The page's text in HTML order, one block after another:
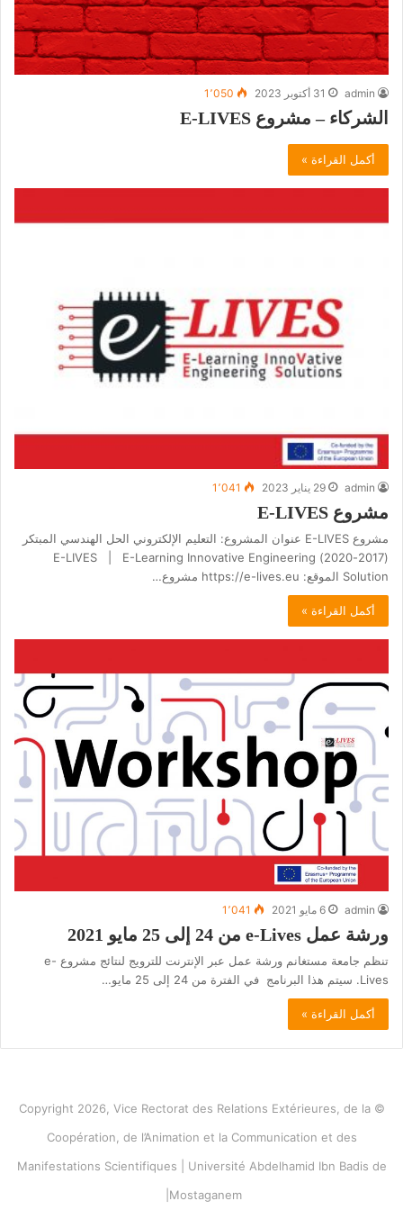
admin 31 أكتوبر 2023 1٬050
الشركاء – مشروع E-LIVES
أكمل القراءة »
admin 29 يناير 2023 1٬041
مشروع E-LIVES
مشروع E-LIVES عنوان المشروع: التعليم الإلكتروني الحل الهندسي المبتكر
(2017-2020) E-LIVES | E-Learning Innovative Engineering
Solution الموقع: https://e-lives.eu مشروع…
أكمل القراءة »
admin 6 مايو 2021 1٬041
ورشة عمل e-Lives من 24 إلى 25 مايو 2021
تنظم جامعة مستغانم ورشة عمل عبر الإنترنت للترويج لنتائج مشروع e-
Lives. سيتم هذا البرنامج في الفترة من 24 إلى 25 مايو…
أكمل القراءة »
© Copyright 2026, Vice Rectorat des Relations Extérieures, de la
Coopération, de l’Animation et la Communication et des
Manifestations Scientifiques | Université Abdelhamid Ibn Badis de
Mostaganem|